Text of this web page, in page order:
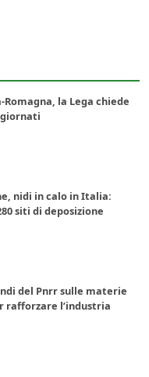
la Lega chiede
nidi in calo in Italia:
siti di deposizione
del Pnrr sulle materie
rafforzare l’industria